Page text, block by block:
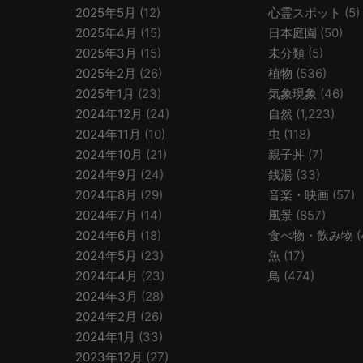
2025年5月 (12)
2025年4月 (15)
2025年3月 (15)
2025年2月 (26)
2025年1月 (23)
2024年12月 (24)
2024年11月 (10)
2024年10月 (21)
2024年9月 (24)
2024年8月 (29)
2024年7月 (14)
2024年6月 (18)
2024年5月 (23)
2024年4月 (23)
2024年3月 (28)
2024年2月 (26)
2024年1月 (33)
2023年12月 (27)
心霊スポット (5)
日本庭園 (50)
未分類 (5)
植物 (536)
気象現象 (46)
自然 (1,223)
虫 (118)
親子丼 (7)
銭湯 (33)
音楽・映画 (57)
風景 (857)
食べ物・飲み物
魚 (17)
鳥 (474)